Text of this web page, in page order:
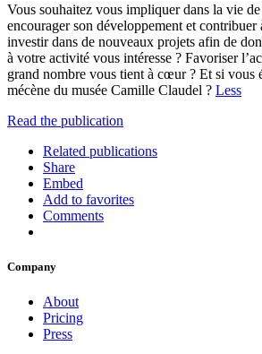
Vous souhaitez vous impliquer dans la vie
encourager son développement et contribuer
investir dans de nouveaux projets afin de
à votre activité vous intéresse ? Favoriser
grand nombre vous tient à cœur ? Et si vous
mécène du musée Camille Claudel ? Less
Read the publication
Related publications
Share
Embed
Add to favorites
Comments
Company
About
Pricing
Press